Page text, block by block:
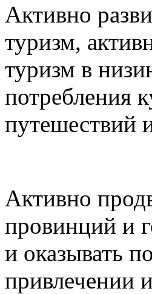
Активно
туризм,
туризм в
потребления
путешествий
Активно
провинций и
и оказывать
привлечении